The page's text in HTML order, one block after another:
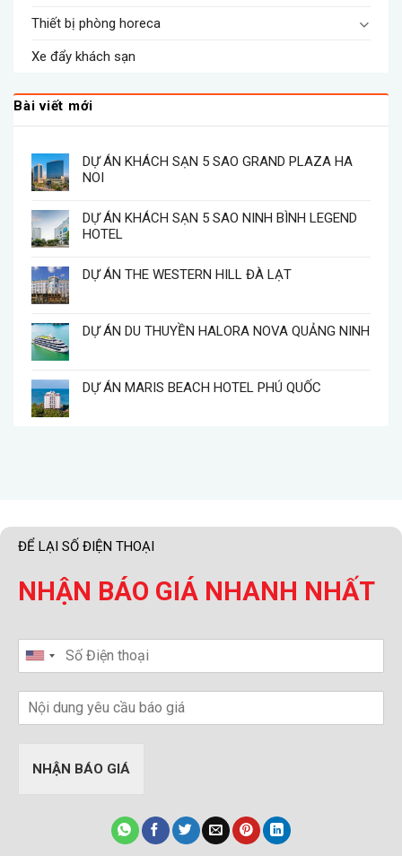
Thiết bị phòng horeca
Xe đẩy khách sạn
Bài viết mới
DỰ ÁN KHÁCH SẠN 5 SAO GRAND PLAZA HA
NOI
DỰ ÁN KHÁCH SẠN 5 SAO NINH BÌNH LEGEND
HOTEL
DỰ ÁN THE WESTERN HILL ĐÀ LẠT
DỰ ÁN DU THUYỀN HALORA NOVA QUẢNG NINH
DỰ ÁN MARIS BEACH HOTEL PHÚ QUỐC
ĐỂ LẠI SỐ ĐIỆN THOẠI
NHẬN BÁO GIÁ NHANH NHẤT
NHẬN BÁO GIÁ